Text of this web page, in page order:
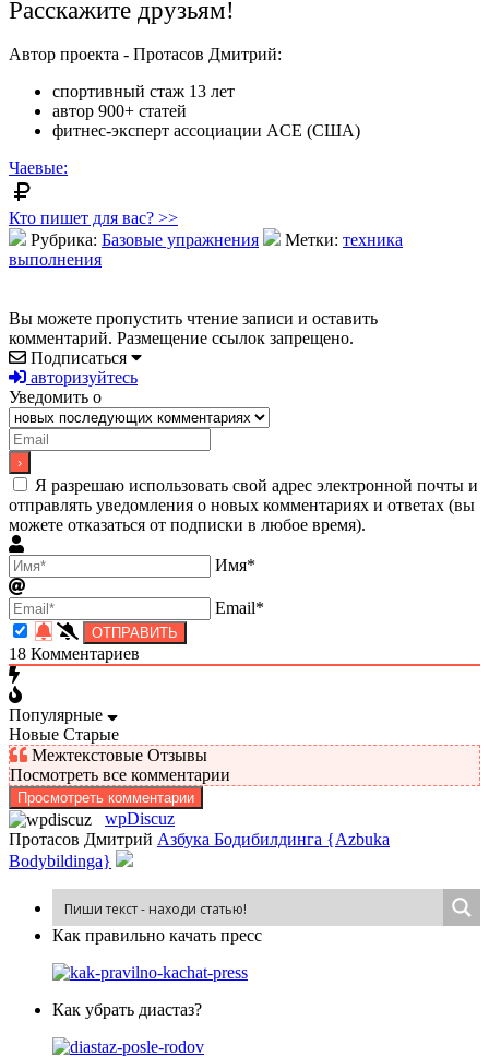
Расскажите друзьям!
Автор проекта - Протасов Дмитрий:
спортивный стаж 13 лет
автор 900+ статей
фитнес-эксперт ассоциации ACE (США)
Чаевые:
Кто пишет для вас? >>
Рубрика: Базовые упражнения Метки: техника
выполнения
Вы можете пропустить чтение записи и оставить
комментарий. Размещение ссылок запрещено.
Подписаться
авторизуйтесь
Уведомить о
Я разрешаю использовать свой адрес электронной почты и
отправлять уведомления о новых комментариях и ответах (вы
можете отказаться от подписки в любое время).
Имя*
Email*
18 Комментариев
Популярные
Новые Старые
Межтекстовые Отзывы
Посмотреть все комментарии
Просмотреть комментарии
wpDiscuz
Протасов Дмитрий Азбука Бодибилдинга {Azbuka
Bodybildinga}
Как пра­виль­но ка­чать пресс
Как убрать диастаз?